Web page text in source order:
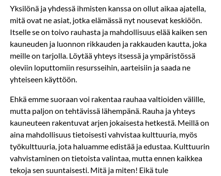
Yksilönä ja yhdessä ihmisten kanssa on ollut aikaa ajatella,
mitä ovat ne asiat, jotka elämässä nyt nousevat keskiöön.
Itselle se on toivo rauhasta ja mahdollisuus elää kaiken sen
kauneuden ja luonnon rikkauden ja rakkauden kautta, joka
meille on tarjolla. Löytää yhteys itsessä ja ympäristössä
oleviin loputtomiin resursseihin, aarteisiin ja saada ne
yhteiseen käyttöön.
Ehkä emme suoraan voi rakentaa rauhaa valtioiden välille,
mutta paljon on tehtävissä lähempänä. Rauha ja yhteys
kauneuteen rakentuvat arjen jokaisesta hetkestä. Meillä on
aina mahdollisuus tietoisesti vahvistaa kulttuuria, myös
työkulttuuria, jota haluamme edistää ja edustaa. Kulttuurin
vahvistaminen on tietoista valintaa, mutta ennen kaikkea
tekoja sen suuntaisesti. Mitä ja miten! Eikä tule